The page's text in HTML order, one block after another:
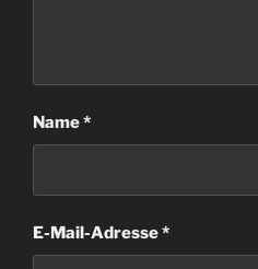
Name*
E-Mail-Adresse*